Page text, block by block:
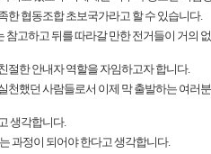
한 협동조합 초보국가라고 할 수 있습니다.
고하고 뒤를 따라갈 만한 전거들이 거의
절한 안내자 역할을 자임하고자 합니다.
천했던 사람들로서 이제 막 출발하는 여러
생각합니다.
과정이 되어야 한다고 생각합니다.